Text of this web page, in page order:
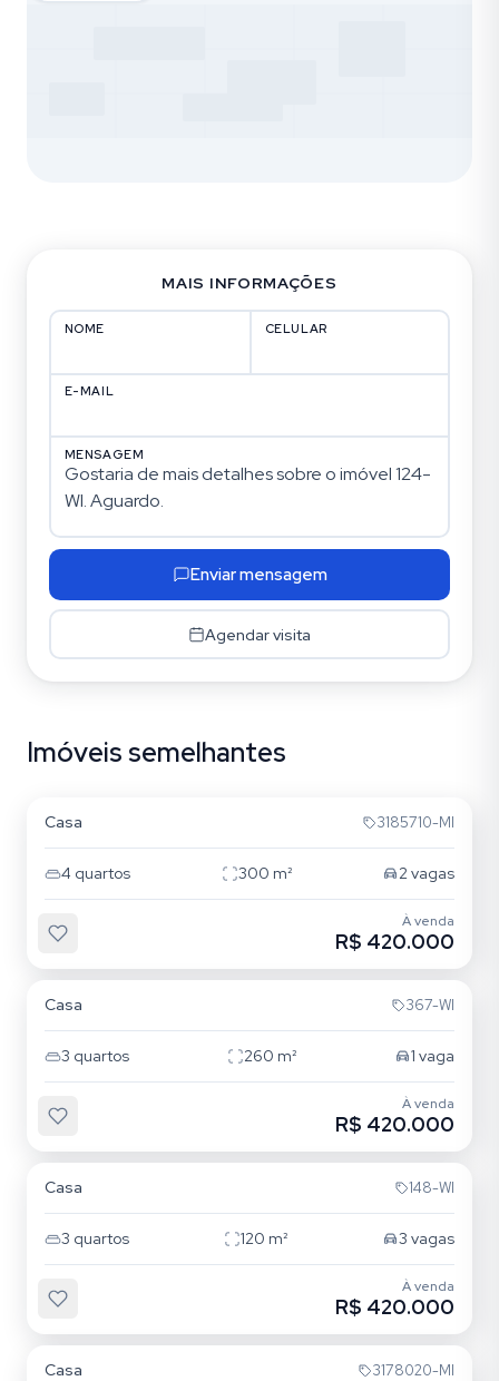
MAIS INFORMAÇÕES
NOME CELULAR
E-MAIL
MENSAGEM
Enviar mensagem
Agendar visita
Imóveis semelhantes
Restinga
Casa 3185710-MI
4 quartos 300 m² 2vagas
À venda
R$ 420.000
Casa 367-WI
3 quartos 260 m² 1 vaga
À venda
R$ 420.000
Casa 148-WI
3 quartos 120 m² 3 vagas
À venda
R$ 420.000
Casa 3178020-MI